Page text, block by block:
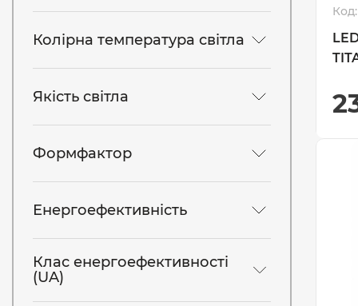
Колірна температура світла
Якість світла
Формфактор
Енергоефективність
Клас енергоефективності
(UA)
Код: